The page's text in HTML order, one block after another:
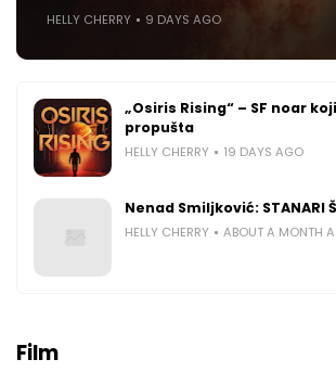
HELLY CHERRY 9 DAYS AGO
„Osiris Rising“ – SF noar
propušta
HELLY CHERRY 19 DAYS AGO
Nenad Smiljković: STANARI
HELLY CHERRY ABOUT A MONTH
Film